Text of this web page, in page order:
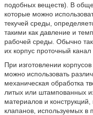
подобных веществ). В
которые можно
текучей среды,
такими как давление и
рабочей среды. Обычно
их корпус проточный
При изготовлении
можно использовать
механическая обработка
литых или штампованных
материалов и
клапанов, используемых в